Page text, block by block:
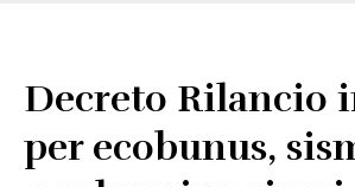
Adempimenti Dichiarativi e Fiscali
Contrattualistica Varia
Corsi FAD
Video/Tv
Decreto Rilancio
per ecobunus,